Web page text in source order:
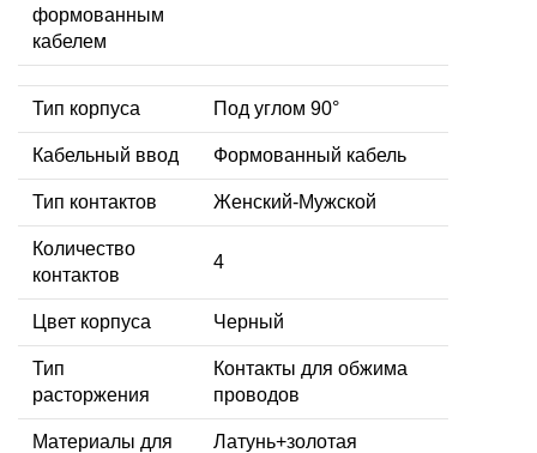
формованным
кабелем
Тип корпуса Под углом 90°
Кабельный ввод Формованный кабель
Тип контактов Женский-Мужской
Количество
контактов
4
Цвет корпуса Черный
Тип
расторжения
Контакты для обжима
проводов
Материалы для
Латунь+золотая